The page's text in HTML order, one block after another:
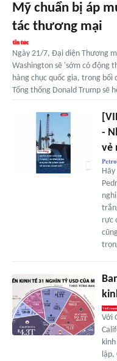
Mỹ chuẩn bị áp
tác thương mại
Ngày 21/7, Đại diện Thương
Washington sẽ 'sớm có động
hàng chục quốc gia, trong
Tổng thống Donald Trump sẽ
-
vẻ
rực
Với